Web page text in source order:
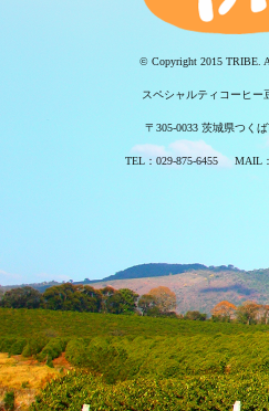
© Copyright 2015 TRIBE.
スペシャルティコーヒー
〒305-0033 茨城県つく
TEL：029-875-6455 MAIL：